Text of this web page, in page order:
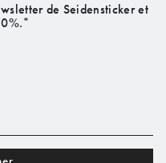
de Seidensticker et